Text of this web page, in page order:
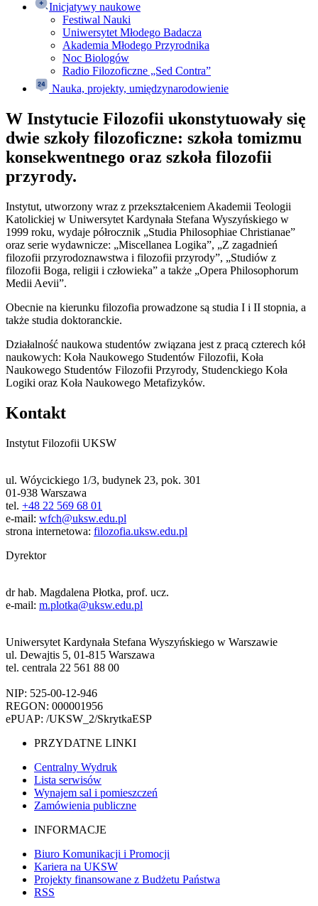
Inicjatywy naukowe
Festiwal Nauki
Uniwersytet Młodego Badacza
Akademia Młodego Przyrodnika
Noc Biologów
Radio Filozoficzne „Sed Contra”
Nauka, projekty, umiędzynarodowienie
W Instytucie Filozofii ukonstytuowały się
dwie szkoły filozoficzne: szkoła tomizmu
konsekwentnego oraz szkoła filozofii
przyrody.
Instytut, utworzony wraz z przekształceniem Akademii Teologii
Katolickiej w Uniwersytet Kardynała Stefana Wyszyńskiego w
1999 roku, wydaje półrocznik „Studia Philosophiae Christianae”
oraz serie wydawnicze: „Miscellanea Logika”, „Z zagadnień
filozofii przyrodoznawstwa i filozofii przyrody”, „Studiów z
filozofii Boga, religii i człowieka” a także „Opera Philosophorum
Medii Aevii”.
Obecnie na kierunku filozofia prowadzone są studia I i II stopnia, a
także studia doktoranckie.
Działalność naukowa studentów związana jest z pracą czterech kół
naukowych: Koła Naukowego Studentów Filozofii, Koła
Naukowego Studentów Filozofii Przyrody, Studenckiego Koła
Logiki oraz Koła Naukowego Metafizyków.
Kontakt
Instytut Filozofii UKSW
ul. Wóycickiego 1/3, budynek 23, pok. 301
01-938 Warszawa
tel. +48 22 569 68 01
e-mail: wfch@uksw.edu.pl
strona internetowa: filozofia.uksw.edu.pl
Dyrektor
dr hab. Magdalena Płotka, prof. ucz.
e-mail: m.plotka@uksw.edu.pl
Uniwersytet Kardynała Stefana Wyszyńskiego w Warszawie
ul. Dewajtis 5, 01-815 Warszawa
tel. centrala 22 561 88 00
NIP: 525-00-12-946
REGON: 000001956
ePUAP: /UKSW_2/SkrytkaESP
PRZYDATNE LINKI
Centralny Wydruk
Lista serwisów
Wynajem sal i pomieszczeń
Zamówienia publiczne
INFORMACJE
Biuro Komunikacji i Promocji
Kariera na UKSW
Projekty finansowane z Budżetu Państwa
RSS